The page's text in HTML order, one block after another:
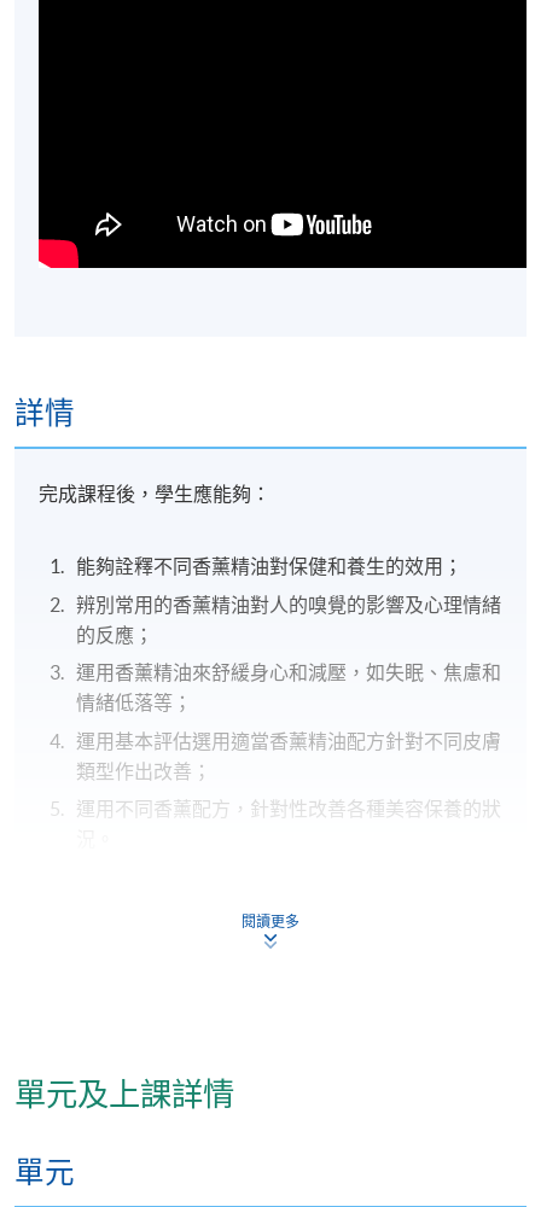
詳情
完成課程後，學生應能夠：
能夠詮釋不同香薰精油對保健和養生的效用；
辨別常用的香薰精油對人的嗅覺的影響及心理情緒
的反應；
運用香薰精油來舒緩身心和減壓，如失眠、焦慮和
情緒低落等；
運用基本評估選用適當香薰精油配方針對不同皮膚
類型作出改善；
運用不同香薰配方，針對性改善各種美容保養的狀
2385-HS152A
逢周二，6:30pm - 9:30pm
閱讀更多
單元及上課詳情
單元